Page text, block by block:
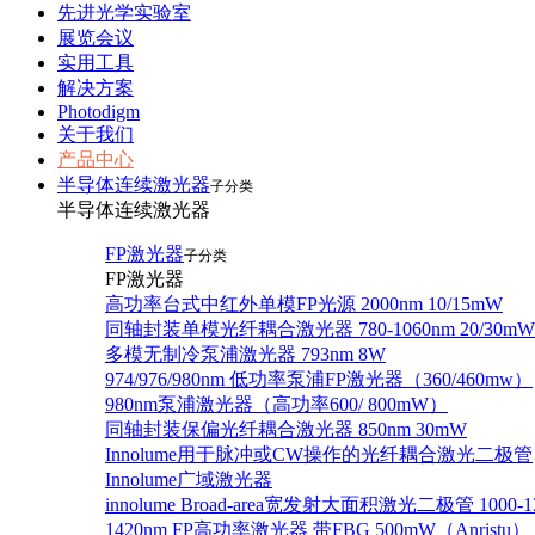
先进光学实验室
展览会议
实用工具
解决方案
Photodigm
关于我们
产品中心
半导体连续激光器子分类
半导体连续激光器
FP激光器子分类
FP激光器
高功率台式中红外单模FP光源 2000nm 10/15mW
同轴封装单模光纤耦合激光器 780-1060nm 20/30mW
多模无制冷泵浦激光器 793nm 8W
974/976/980nm 低功率泵浦FP激光器（360/460mw）
980nm泵浦激光器（高功率600/ 800mW）
同轴封装保偏光纤耦合激光器 850nm 30mW
Innolume用于脉冲或CW操作的光纤耦合激光二极管
Innolume广域激光器
innolume Broad-area宽发射大面积激光二极管 1000-
1420nm FP高功率激光器 带FBG 500mW（Anristu）